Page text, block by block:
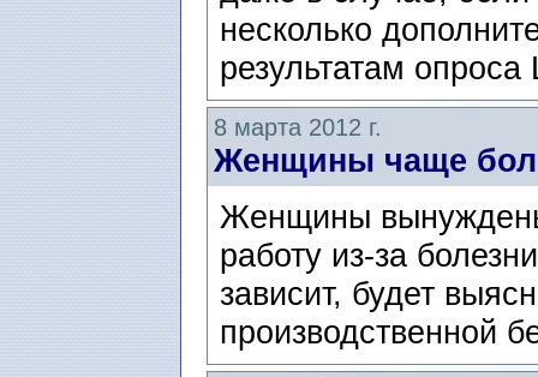
несколько
результатам
8 марта 2012 г.
Женщины чаще
Женщины
работу из-за
зависит, будет
производственной